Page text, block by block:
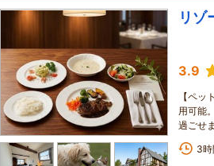
リゾ
3.9
【ペ
用可能
過ごせ
3